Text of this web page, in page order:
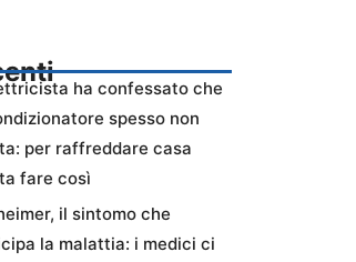
ha confessato che
spesso non
per raffreddare casa
fare così
il sintomo che
la malattia: i medici ci